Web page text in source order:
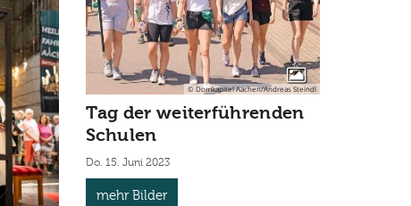
© Domkapitel Aachen/Andreas Steindl
Tag der weiterführenden
Schulen
Do. 15. Juni 2023
mehr Bilder